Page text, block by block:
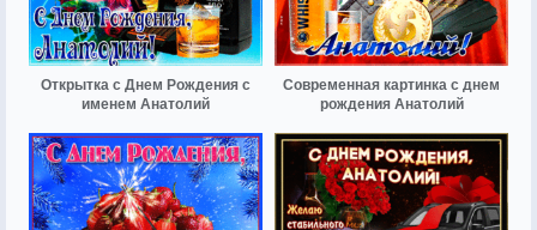
Открытка с Днем Рождения с
именем Анатолий
Современная картинка с днем
рождения Анатолий